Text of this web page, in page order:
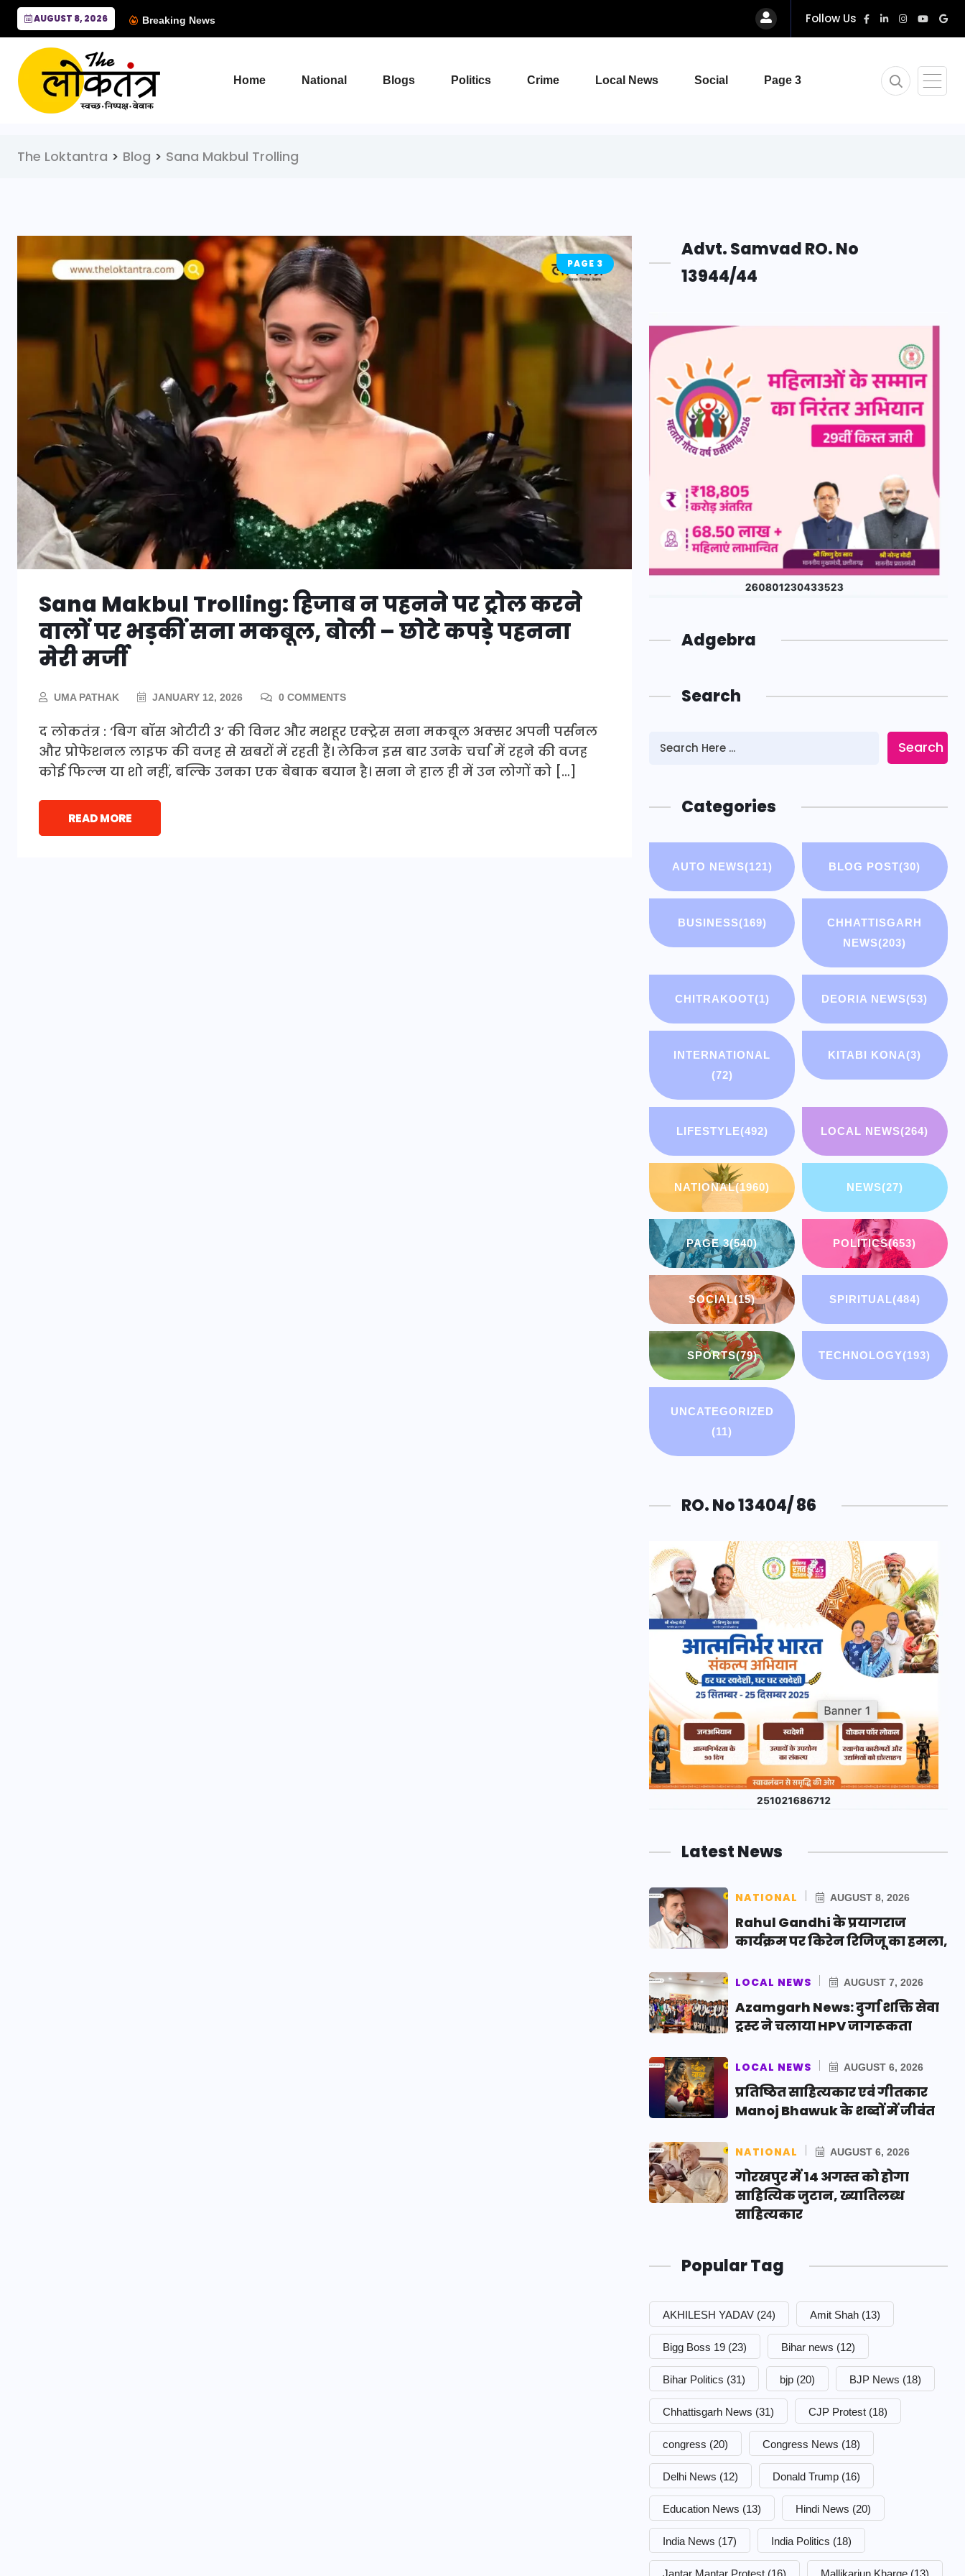
AUGUST 8, 2026 Breaking News Follow Us
Home National Blogs Politics Crime Local News Social Page 3
The Loktantra > Blog > Sana Makbul Trolling
PAGE 3
Sana Makbul Trolling: हिजाब न पहनने पर ट्रोल करने
वालों पर भड़कीं सना मकबूल, बोली – छोटे कपड़े पहनना
मेरी मर्जी
UMA PATHAK JANUARY 12, 2026 0 COMMENTS
द लोकतंत्र : ‘बिग बॉस ओटीटी 3’ की विनर और मशहूर एक्ट्रेस सना मकबूल अक्सर अपनी पर्सनल
और प्रोफेशनल लाइफ की वजह से खबरों में रहती हैं। लेकिन इस बार उनके चर्चा में रहने की वजह
कोई फिल्म या शो नहीं, बल्कि उनका एक बेबाक बयान है। सना ने हाल ही में उन लोगों को […]
READ MORE
Advt. Samvad RO. No
13944/44
Adgebra
Search
Search
Categories
AUTO NEWS(121) BLOG POST(30)
BUSINESS(169)
CHHATTISGARH
NEWS(203)
CHITRAKOOT(1) DEORIA NEWS(53)
INTERNATIONAL
(72)
KITABI KONA(3)
LIFESTYLE(492) LOCAL NEWS(264)
NATIONAL(1960) NEWS(27)
PAGE 3(540) POLITICS(653)
SOCIAL(15) SPIRITUAL(484)
SPORTS(79) TECHNOLOGY(193)
UNCATEGORIZED
(11)
RO. No 13404/ 86
Latest News
NATIONAL AUGUST 8, 2026
Rahul Gandhi के प्रयागराज
कार्यक्रम पर किरेन रिजिजू का हमला,
LOCAL NEWS AUGUST 7, 2026
Azamgarh News: दुर्गा शक्ति सेवा
ट्रस्ट ने चलाया HPV जागरूकता
LOCAL NEWS AUGUST 6, 2026
प्रतिष्ठित साहित्यकार एवं गीतकार
Manoj Bhawuk के शब्दों में जीवंत
NATIONAL AUGUST 6, 2026
गोरखपुर में 14 अगस्त को होगा
साहित्यिक जुटान, ख्यातिलब्ध
साहित्यकार
Popular Tag
AKHILESH YADAV (24) Amit Shah (13)
Bigg Boss 19 (23) Bihar news (12)
Bihar Politics (31) bjp (20) BJP News (18)
Chhattisgarh News (31) CJP Protest (18)
congress (20) Congress News (18)
Delhi News (12) Donald Trump (16)
Education News (13) Hindi News (20)
India News (17) India Politics (18)
Jantar Mantar Protest (16) Mallikarjun Kharge (13)